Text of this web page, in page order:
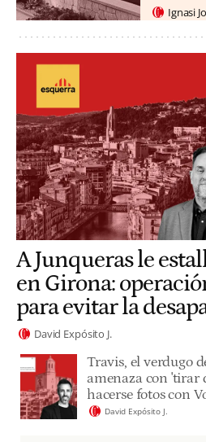
Ignasi
A Junqueras le
en Girona:
para evitar la
David Expósito J.
Travis, el verdugo
amenaza con 'tirar
hacerse fotos con
David Expósito J.